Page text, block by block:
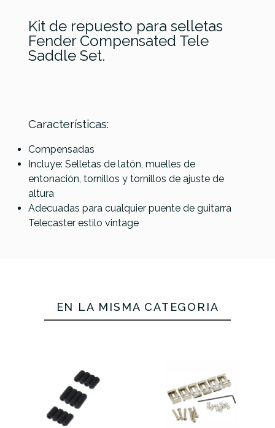
Kit de repuesto para selletas
Fender Compensated Tele
Saddle Set.
Características:
Compensadas
Incluye: Selletas de latón, muelles de
entonación, tornillos y tornillos de ajuste de
altura
Adecuadas para cualquier puente de guitarra
Telecaster estilo vintage
Referencia PUENGUIFEN014
Fender
Selletas
Puente AM-
Vintage Strat
Nickel
Puente Strat
Pure Vintage
Puente AM
STD Series
49,01 € 29,00 €
EN LA MISMA CATEGORÍA